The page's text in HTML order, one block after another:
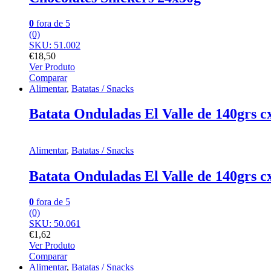
0 fora de 5
(0)
SKU: 51.002
€18,50
Ver Produto
Comparar
Alimentar, Batatas / Snacks
Batata Onduladas El Valle de 140grs
Alimentar, Batatas / Snacks
Batata Onduladas El Valle de 140grs
0 fora de 5
(0)
SKU: 50.061
€1,62
Ver Produto
Comparar
Alimentar, Batatas / Snacks